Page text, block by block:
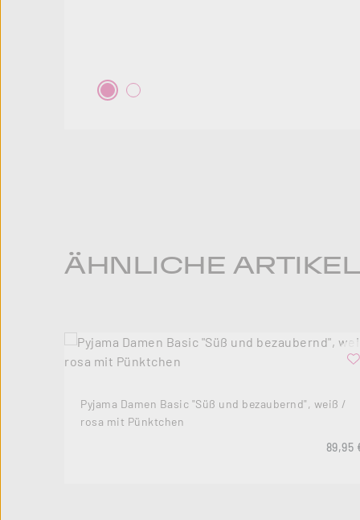
Produktgalerie überspringen
ÄHNLICHE
Pyjama Damen Basic "Süß und bezaubernd", weiß /
rosa mit Pünktchen
89,95